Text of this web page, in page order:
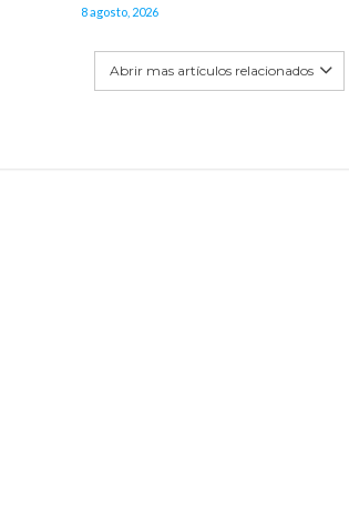
8 agosto, 2026
Abrir mas artículos relacionados